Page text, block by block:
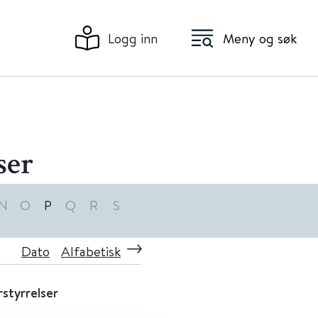
Logg inn Meny og søk
N O P Q R S
Dato Alfabetisk